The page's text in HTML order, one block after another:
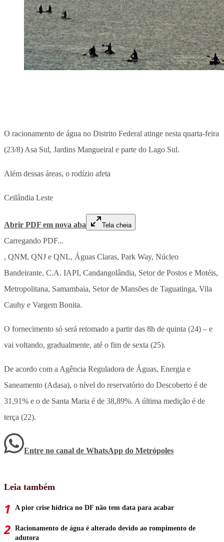
O racionamento de água no Distrito Federal atinge nesta quarta-feira
(23/8) Asa Sul, Jardins Mangueiral e parte do Lago Sul.
Além dessas áreas, o rodízio afeta
Ceilândia Leste
Abrir PDF em nova aba Tela cheia
Carregando PDF...
, QNM, QNJ e QNL, Águas Claras, Park Way, Núcleo
Bandeirante, C.A. IAPI, Candangolândia, Setor de Postos e Motéis,
Metropolitana, Samambaia, Setor de Mansões de Taguatinga, Vila
Cauhy e Vargem Bonita.
O fornecimento só será retomado a partir das 8h de quinta (24) – e
vai voltando, gradualmente, até o fim de sexta (25).
De acordo com a Agência Reguladora de Águas, Energia e
Saneamento (Adasa), o nível do reservatório do Descoberto é de
31,91% e o de Santa Maria é de 38,89%. A última medição é de
terça (22).
Entre no canal de WhatsApp do Metrópoles
Leia também
A pior crise hídrica no DF não tem data para acabar
Racionamento de água é alterado devido ao rompimento de
adutora